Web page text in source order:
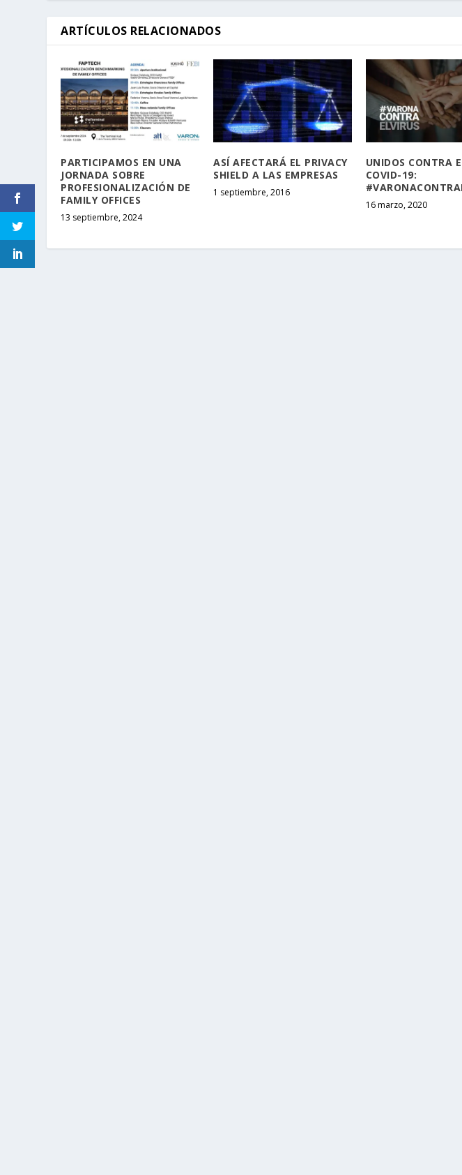
ARTÍCULOS RELACIONADOS
PARTICIPAMOS EN UNA
JORNADA SOBRE
PROFESIONALIZACIÓN DE
FAMILY OFFICES
13 septiembre, 2024
ASÍ AFECTARÁ EL PRIVACY
SHIELD A LAS EMPRESAS
1 septiembre, 2016
UNIDOS CONTRA
COVID-19:
16 marzo, 2020